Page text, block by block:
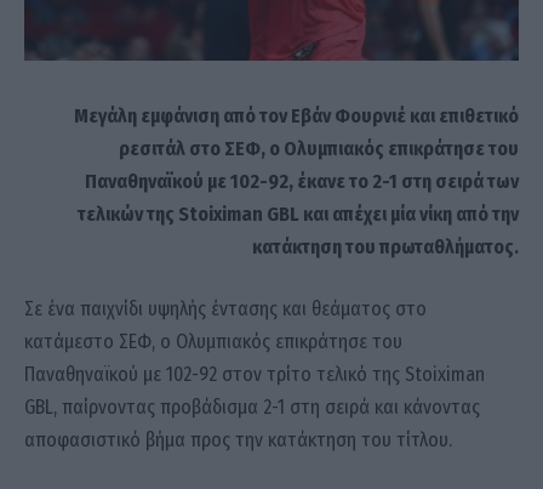
Μεγάλη εμφάνιση από τον Εβάν Φουρνιέ και επιθετικό
ρεσιτάλ στο ΣΕΦ, ο Ολυμπιακός επικράτησε του
Παναθηναϊκού με 102-92, έκανε το 2-1 στη σειρά των
τελικών της Stoiximan GBL και απέχει μία νίκη από την
κατάκτηση του πρωταθλήματος.
Σε ένα παιχνίδι υψηλής έντασης και θεάματος στο
κατάμεστο ΣΕΦ, ο Ολυμπιακός επικράτησε του
Παναθηναϊκού με 102-92 στον τρίτο τελικό της Stoiximan
GBL, παίρνοντας προβάδισμα 2-1 στη σειρά και κάνοντας
αποφασιστικό βήμα προς την κατάκτηση του τίτλου.